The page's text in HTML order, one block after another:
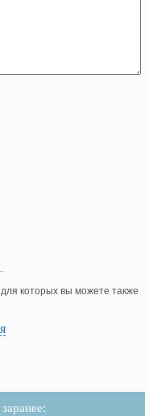
которых вы можете также